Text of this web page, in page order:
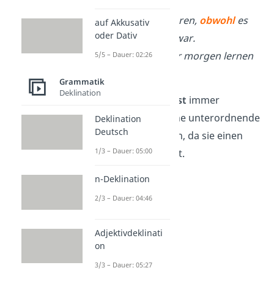
Sie ging spazieren, obwohles
schon dunkel war.
Er sagt,dass
er morgen lernen
Übrigens:
musst immer
einKomma vor
eine unterordnende
Konjunktion setzen, da sie einen
Nebensatz einleitet.
auf Akkusativ
oder Dativ
5/5 – Dauer: 02:26
Grammatik
Deklination
Deklination
Deutsch
1/3 – Dauer: 05:00
n-Deklination
2/3 – Dauer: 04:46
Adjektivdeklinati
on
3/3 – Dauer: 05:27